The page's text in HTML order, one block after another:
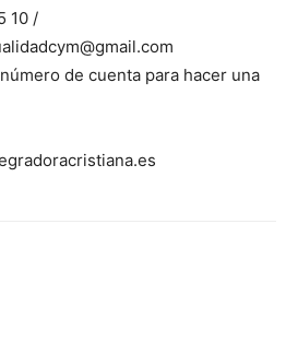
10 /
de cuenta para hacer una